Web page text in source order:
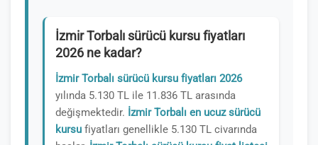
İzmir Torbalı sürücü kursu fiyatları
2026 ne kadar?
İzmir Torbalı sürücü kursu fiyatları 2026
yılında 5.130 TL ile 11.836 TL arasında
değişmektedir. İzmir Torbalı en ucuz sürücü
kursu fiyatları genellikle 5.130 TL civarında